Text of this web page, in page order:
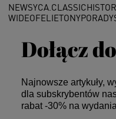
Dołącz
Najnowsze artykuły,
dla subskrybentów
rabat -30% na
NEWSYCA.CLASSIC
WIDEOFELIETONYPORADY